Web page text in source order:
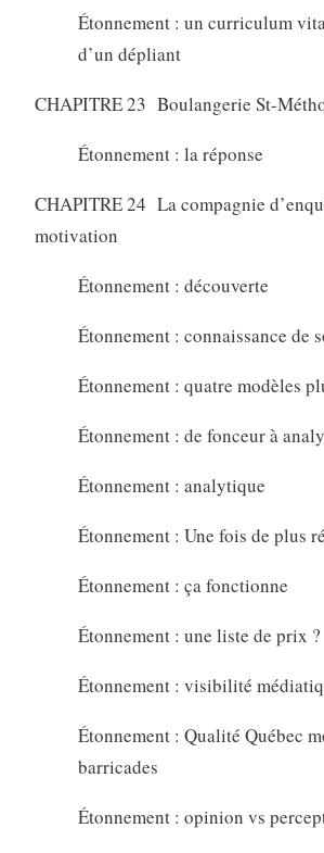
Étonnement : un curriculum
d’un dépliant
CHAPITRE 23 Boulangerie St-
Étonnement : la réponse
CHAPITRE 24 La compagnie
motivation
Étonnement : découverte
Étonnement : connaissance de
Étonnement : quatre modèles
Étonnement : de fonceur à
Étonnement : analytique
Étonnement : Une fois de plus
Étonnement : ça fonctionne
Étonnement : une liste de prix ?
Étonnement : visibilité
Étonnement : Qualité Québec
barricades
Étonnement : opinion vs